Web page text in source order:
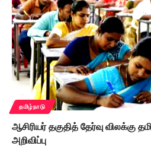
தமிழ்நாடு
ஆசிரியர் தகுதித் தேர்வு விலக்கு
அறிவிப்பு